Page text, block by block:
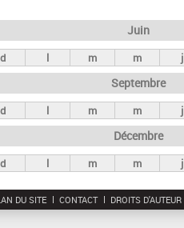
Juin
d l m m j
Septembre
d l m m j
Décembre
d l m m j
DU SITE CONTACT DROITS D'AUTEUR